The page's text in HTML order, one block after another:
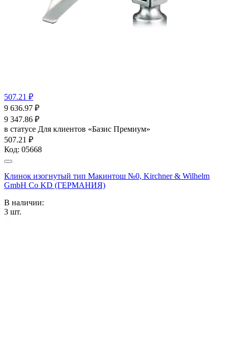
507.21 ₽
9 636.97 ₽
9 347.86 ₽
в статусе Для клиентов «Базис Премиум»
507.21 ₽
Код: 05668
Клинок изогнутый тип Макинтош №0, Kirchner & Wilhelm
GmbH Co KD (ГЕРМАНИЯ)
В наличии:
3 шт.